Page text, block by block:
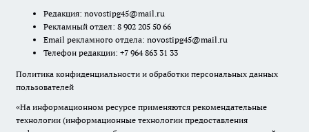
Редакция: novostipg45@mail.ru
Рекламный отдел: 8 902 205 50 66
Email рекламного отдела: novostipg45@mail.ru
Телефон редакции: +7 964 863 31 33
Политика конфиденциальности и обработки персональных данных
пользователей
«На информационном ресурсе применяются рекомендательные
технологии (информационные технологии предоставления